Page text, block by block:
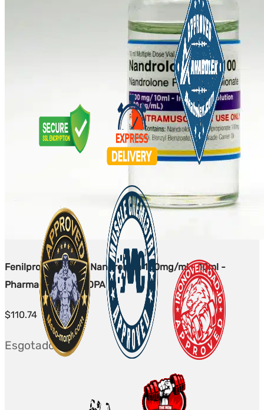
Fenilpropionato de Nandrolona 100mg/ml - 10ml -
PharmaqoLab EUROPA
$110.74
Esgotado